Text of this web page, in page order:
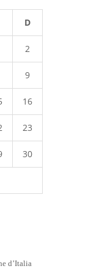
D
2
9
16
23
30
d’Italia